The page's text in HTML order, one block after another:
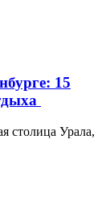
15
столица Урала,